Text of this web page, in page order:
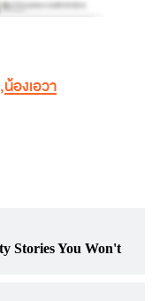
,น้องเอวา